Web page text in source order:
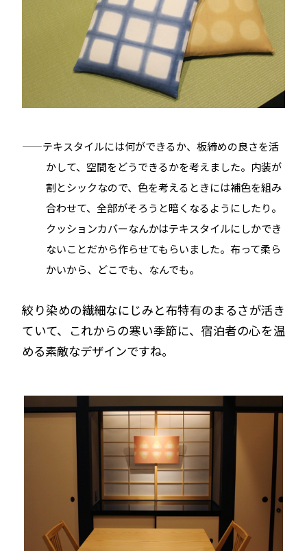
——テキスタイルには何ができるか、板締めの良さを活
かして、空間をどうできるかを考えました。内装が
割とシックなので、色を考えるときには補色を組み
合わせて、全部がそろうと暗くなるようにしたり。
クッションカバーなんかはテキスタイルにしかでき
ないことだから作らせてもらいました。布って柔ら
かいから、どこでも、なんでも。
絞り染めの繊細なにじみと布特有のまるさが活き
ていて、これからの寒い季節に、宿泊者の心を温
める素敵なデザインですね。